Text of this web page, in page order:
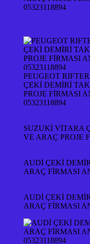
05323118894
PEUGEOT
ÇEKİ DEMİRİ
PROJE FİRMASI
05323118894
SUZUKİ VİTARA
VE ARAÇ PROJE
AUDİ ÇEKİ
ARAÇ FİRMASI
AUDİ ÇEKİ
ARAÇ FİRMASI